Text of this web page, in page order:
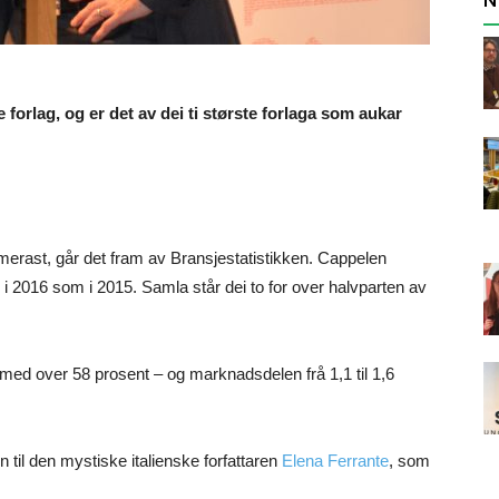
og er det av dei ti største forlaga som aukar
går det fram av Bransjestatistikken. Cappelen
som i 2015. Samla står dei to for over halvparten av
over 58 prosent – og marknadsdelen frå 1,1 til 1,6
til den mystiske italienske forfattaren Elena Ferrante, som